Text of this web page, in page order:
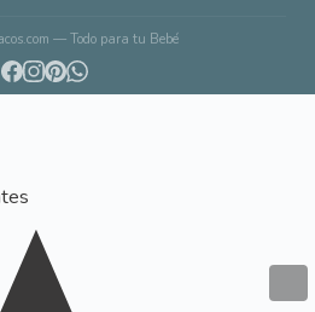
— Todo para tu Bebé